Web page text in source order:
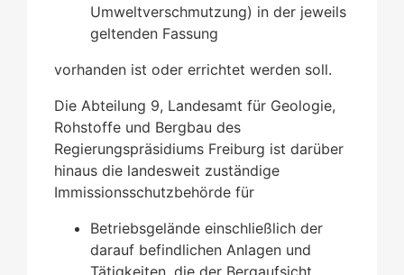
Umweltverschmutzung) in der jeweils
geltenden Fassung
vorhanden ist oder errichtet werden soll.
Die Abteilung 9, Landesamt für Geologie,
Rohstoffe und Bergbau des
Regierungspräsidiums Freiburg ist darüber
hinaus die landesweit zuständige
Immissionsschutzbehörde für
Betriebsgelände einschließlich der
darauf befindlichen Anlagen und
Tätigkeiten, die der Bergaufsicht